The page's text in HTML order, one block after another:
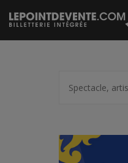
Passer
au
contenu
artiste,
lieu...